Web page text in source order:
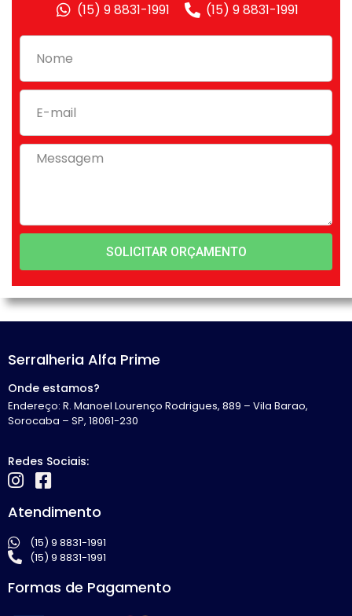
(15) 9 8831-1991 (15) 9 8831-1991
SOLICITAR ORÇAMENTO
Serralheria Alfa Prime
Onde estamos?
Endereço: R. Manoel Lourenço Rodrigues, 889 – Vila Barao,
Sorocaba – SP, 18061-230
Redes Sociais:
Atendimento
(15) 9 8831-1991
(15) 9 8831-1991
Formas de Pagamento